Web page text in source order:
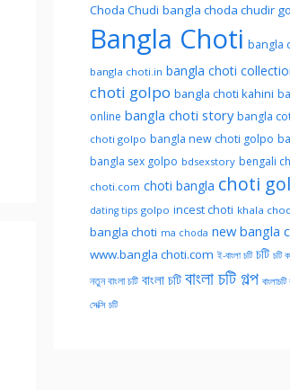
Choda Chudi bangla choda chudir
Bangla Choti bangla
bangla choti.in bangla choti
choti golpo bangla choti kahini
online bangla choti story bangla
choti golpo bangla new choti golpo
bangla sex golpo bdsexstory bengali
choti.com choti bangla choti
dating tips golpo incest choti khala
bangla choti ma choda new bangla
www.bangla choti.com ই-বাংলা চটি চটি চটি
নতুন বাংলা চটি বাংলা চটি বাংলা চটি গল্প
সেক্সি চটি